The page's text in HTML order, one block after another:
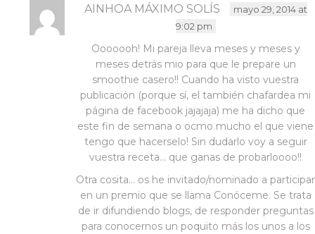
AINHOA MÁXIMO SOLÍS
mayo 29, 2014 at
9:02 pm
Ooooooh! Mi pareja lleva meses y meses y
meses detrás mio para que le prepare un
smoothie casero!! Cuando ha visto vuestra
publicación (porque sí, el también chafardea mi
página de facebook jajajaja) me ha dicho que
este fin de semana o ocmo mucho el que viene
tengo que hacerselo! Sin dudarlo voy a seguir
vuestra receta… que ganas de probarloooo!!
Otra cosita… os he invitado/nominado a participar
en un premio que se llama Conóceme. Se trata
de ir difundiendo blogs, de responder preguntas
para conocernos un poquito más los unos a los